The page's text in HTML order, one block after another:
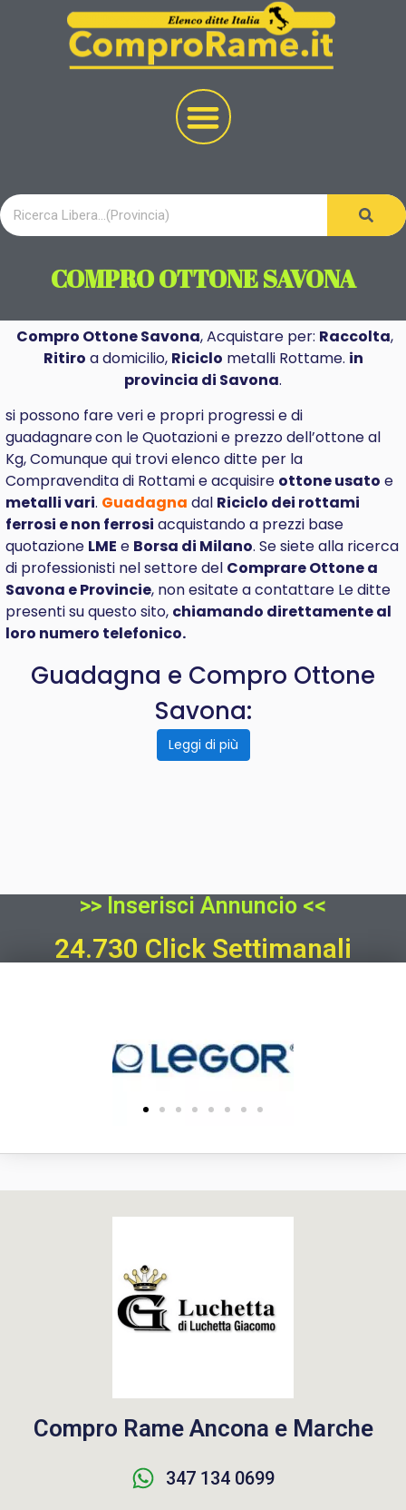
COMPRO OTTONE SAVONA
Compro Ottone Savona, Acquistare per: Raccolta,
Ritiro a domicilio, Riciclo metalli Rottame. in
provincia di Savona.
si possono fare veri e propri progressi e di
guadagnarecon le Quotazioni e prezzo dell’ottone al
Kg, Comunque qui trovi elenco ditte per la
Compravendita di Rottami e acquisire ottone usato e
metalli vari. Guadagna dal Riciclo dei rottami
ferrosi e non ferrosi acquistando a prezzi base
quotazione LME e Borsa di Milano. Se siete alla ricerca
di professionisti nel settore del ComprareOttone a
Savona e Provincie, non esitate a contattare Le ditte
presenti su questo sito, chiamando direttamente al
loro numero telefonico.
Guadagna e Compro Ottone
Savona:
Leggi di più
>> Inserisci Annuncio <<
24.730 Click Settimanali
Compro Rame Ancona e Marche
347 134 0699